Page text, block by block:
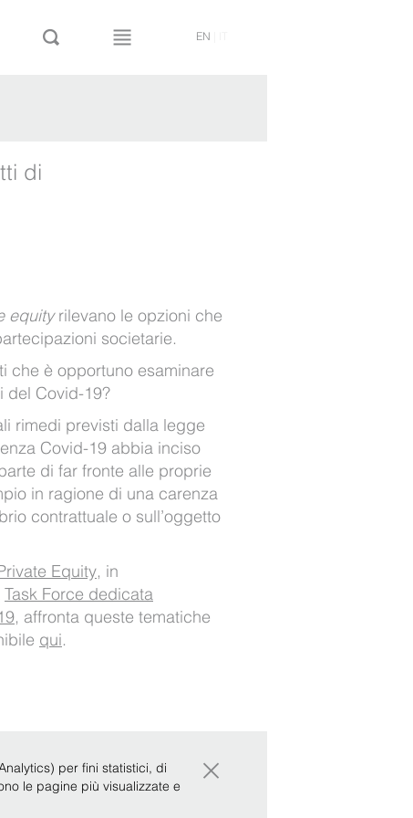
EN
di
equityrilevano le opzioni che
societarie.
che è opportuno esaminare
del Covid-19?
rimedi previsti dalla legge
Covid-19 abbia inciso
di far fronte alle proprie
in ragione di una carenza
contrattuale o sull’oggetto
Equity, in
Task Force dedicata
, affronta queste tematiche
qui.
per fini statistici, di
le pagine più visualizzate e
×